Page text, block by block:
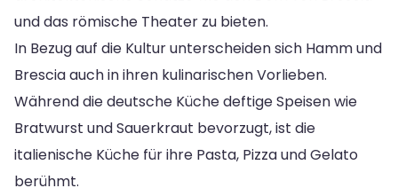
und das römische Theater zu bieten.
In Bezug auf die Kultur unterscheiden sich Hamm und
Brescia auch in ihren kulinarischen Vorlieben.
Während die deutsche Küche deftige Speisen wie
Bratwurst und Sauerkraut bevorzugt, ist die
italienische Küche für ihre Pasta, Pizza und Gelato
berühmt.